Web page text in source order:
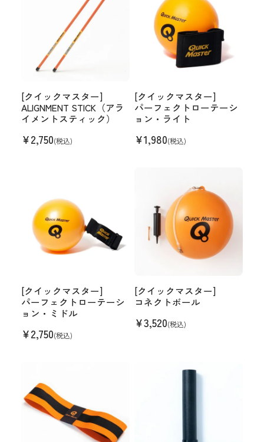
[クイックマスター]
ALIGNMENT STICK（アラ
イメントスティック）
¥2,750(税込)
[クイックマスター]
パーフェクトローテーシ
ョン・ライト
¥1,980(税込)
[クイックマスター]
パーフェクトローテーシ
ョン・ミドル
¥2,750(税込)
[クイックマスター]
コネクトボール
¥3,520(税込)